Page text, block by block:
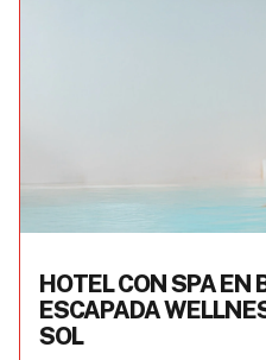
HOTEL CON SPA
ESCAPADA
SOL